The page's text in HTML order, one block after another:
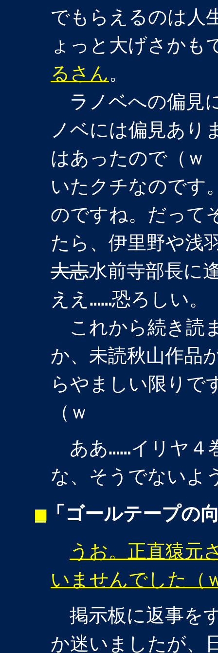
でもらえるのは人
ょっと大げさかも
るさん。
ラノベへの偏見
ノベには偏見あり
はあったので（
いたクチなのです
のですね。だって
たら、伊里野や浅
大志水前寺部長に
ええ……恐ろしい。
これから続き読
か、未読秋山作品
らやましい限りで
（ｗ
ああ……イリヤ４
な、そうでないよ
■「ゴールテープの
うお。正直猿元
いませんでした（
掲示板に返事を
か迷いましたが、